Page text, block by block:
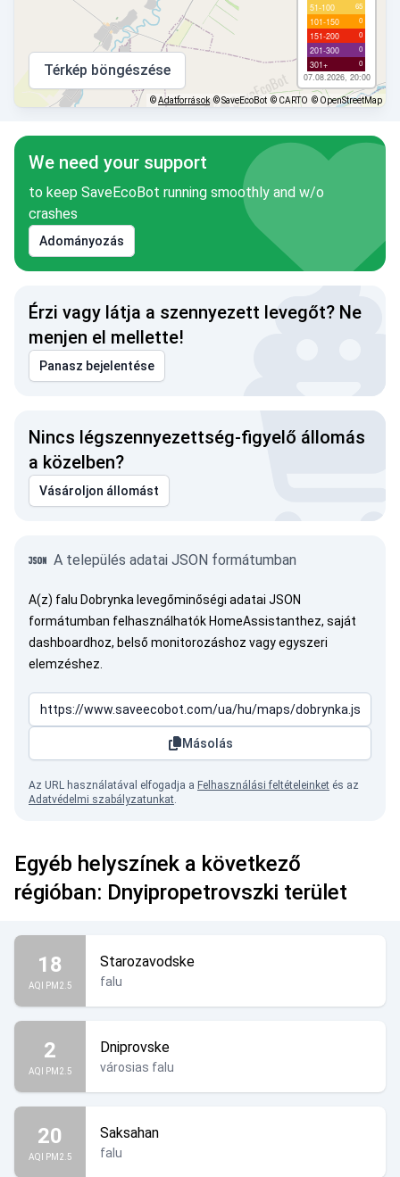
51-100 65
101-150 0
151-200 0
201-300 0
301+ 0
07.08.2026, 20:00
Térkép böngészése
©Adatforrások © SaveEcoBot © CARTO © OpenStreetMap
We need your support
to keep SaveEcoBot running smoothly and w/o
crashes
Adományozás
Érzi vagy látja a szennyezett levegőt? Ne
menjen el mellette!
Panasz bejelentése
Nincs légszennyezettség-figyelő állomás
a közelben?
Vásároljon állomást
A település adatai JSON formátumban
A(z) falu Dobrynka levegőminőségi adatai JSON
formátumban felhasználhatók HomeAssistanthez, saját
dashboardhoz, belső monitorozáshoz vagy egyszeri
elemzéshez.
Másolás
Az URL használatával elfogadja a Felhasználási feltételeinket és az
Adatvédelmi szabályzatunkat.
Egyéb helyszínek a következő
régióban: Dnyipropetrovszki terület
18
AQI PM2.5
Starozavodske
falu
2
AQI PM2.5
Dniprovske
városias falu
20
AQI PM2.5
Saksahan
falu